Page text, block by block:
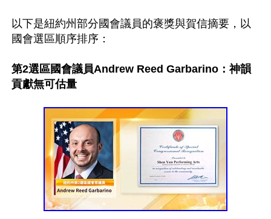
以下是紐約州部分國會議員的褒獎與賀信摘要，以
國會選區順序排序：
第2選區國會議員Andrew Reed Garbarino：神韻
貢獻無可估量